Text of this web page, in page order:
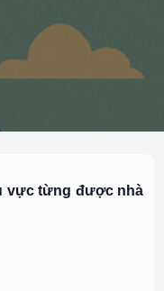
vực từng được nhà